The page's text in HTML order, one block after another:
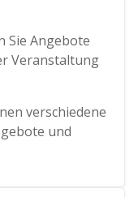
Sie Angebote
Veranstaltung
verschiedene
und